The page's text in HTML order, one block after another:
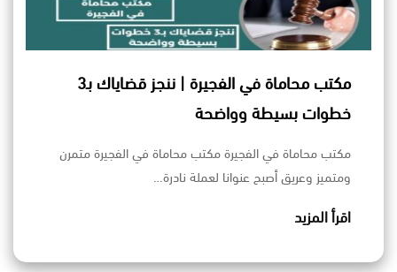
مكتب محاماة في الفجيرة | ننجز قضاياك بـ3
خطوات بسيطة وواضحة
مكتب محاماة في الفجيرة مكتب محاماة في الفجيرة متمرن
ومتميز وعريق أصبح عنوانا لعملة نادرة…
اقرأ المزيد